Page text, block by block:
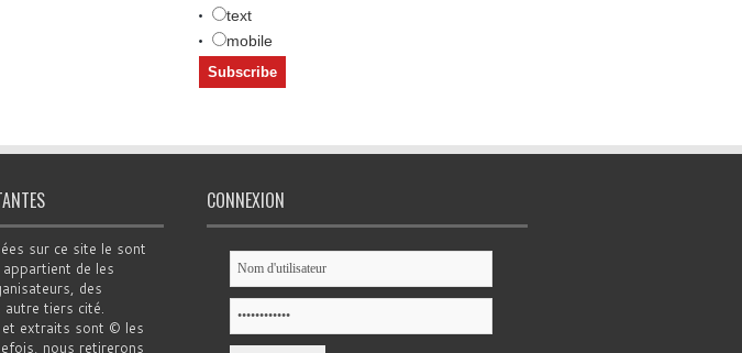
text
mobile
sur ce site le sont
de les
des
autre tiers cité.
et extraits sont © les
nous retirerons
CONNEXION